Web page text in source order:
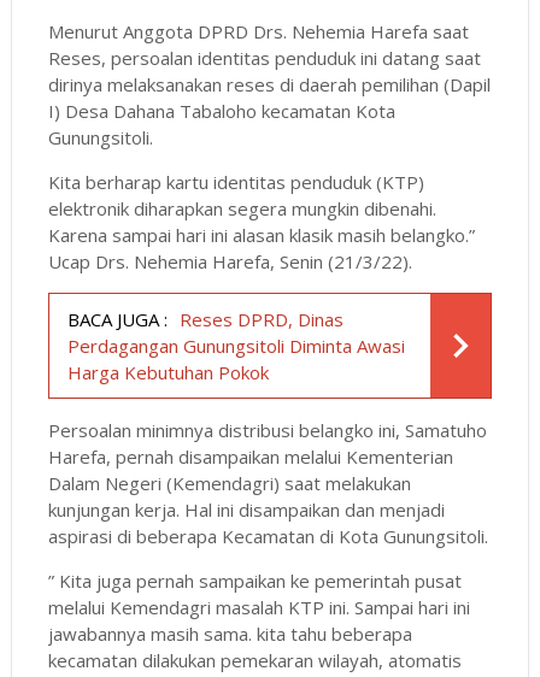
Menurut Anggota DPRD Drs. Nehemia Harefa saat
Reses, persoalan identitas penduduk ini datang saat
dirinya melaksanakan reses di daerah pemilihan (Dapil
I) Desa Dahana Tabaloho kecamatan Kota
Gunungsitoli.
Kita berharap kartu identitas penduduk (KTP)
elektronik diharapkan segera mungkin dibenahi.
Karena sampai hari ini alasan klasik masih belangko.”
Ucap Drs. Nehemia Harefa, Senin (21/3/22).
BACA JUGA : Reses DPRD, Dinas
Perdagangan Gunungsitoli Diminta Awasi
Harga Kebutuhan Pokok
Persoalan minimnya distribusi belangko ini, Samatuho
Harefa, pernah disampaikan melalui Kementerian
Dalam Negeri (Kemendagri) saat melakukan
kunjungan kerja. Hal ini disampaikan dan menjadi
aspirasi di beberapa Kecamatan di Kota Gunungsitoli.
” Kita juga pernah sampaikan ke pemerintah pusat
melalui Kemendagri masalah KTP ini. Sampai hari ini
jawabannya masih sama. kita tahu beberapa
kecamatan dilakukan pemekaran wilayah, atomatis